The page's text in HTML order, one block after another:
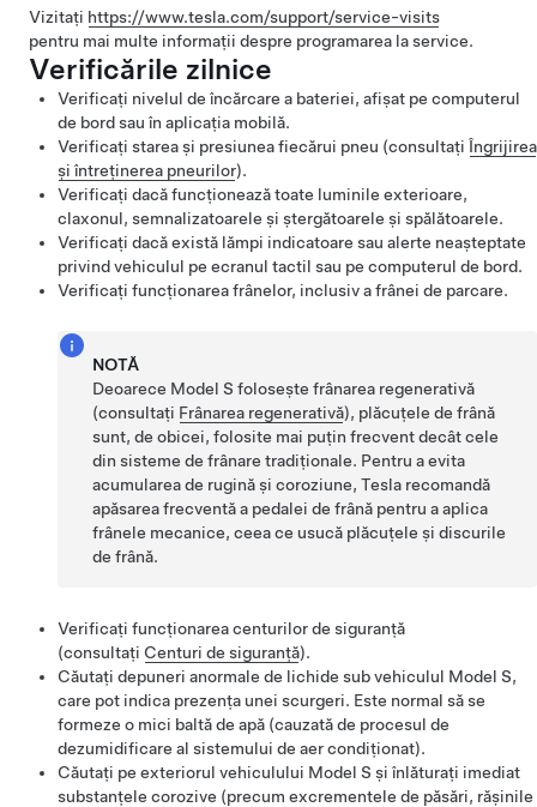
Vizitați https://www.tesla.com/support/service-visits
pentru mai multe informații despre programarea la service.
Verificările zilnice
Verificați nivelul de încărcare a bateriei, afișat pe computerul
de bordsau în aplicația mobilă.
Verificați starea și presiunea fiecărui pneu (consultați Îngrijirea
și întreținerea pneurilor).
Verificați dacă funcționează toate luminile exterioare,
claxonul, semnalizatoarele și ștergătoarele și spălătoarele.
Verificați dacă există lămpi indicatoare sau alerte neașteptate
privind vehiculul pe ecranul tactil sau pe computerul de bord.
Verificați funcționarea frânelor, inclusiv a frânei de parcare.
NOTĂ
Deoarece Model S folosește frânarea regenerativă
(consultați Frânarea regenerativă), plăcuțele de frână
sunt, de obicei, folosite mai puțin frecvent decât cele
din sisteme de frânare tradiționale. Pentru a evita
acumularea de rugină și coroziune, Tesla recomandă
apăsarea frecventă a pedalei de frână pentru a aplica
frânele mecanice, ceea ce usucă plăcuțele și discurile
de frână.
Verificați funcționarea centurilor de siguranță
(consultați Centuri de siguranță).
Căutați depuneri anormale de lichide sub vehiculul Model S,
care pot indica prezența unei scurgeri. Este normal să se
formeze o mici baltă de apă (cauzată de procesul de
dezumidificare al sistemului de aer condiționat).
Căutați pe exteriorul vehiculului Model S și înlăturați imediat
substanțele corozive (precum excrementele de păsări, rășinile